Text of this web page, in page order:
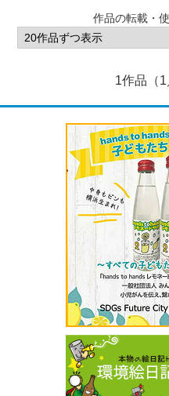
作品の転載・
1作品（1